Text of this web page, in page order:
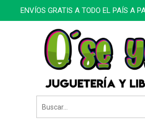
ENVÍOS GRATIS A TODO EL PAÍS A